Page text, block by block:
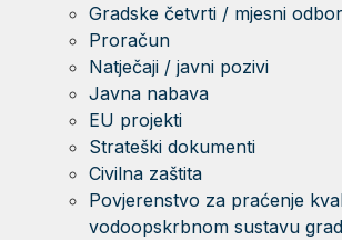
Gradske četvrti / mjesni
Proračun
Natječaji / javni pozivi
Javna nabava
EU projekti
Strateški dokumenti
Civilna zaštita
Povjerenstvo za praćenje
vodoopskrbnom sustavu